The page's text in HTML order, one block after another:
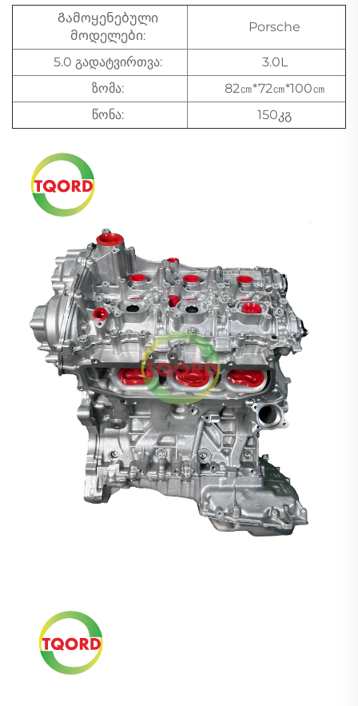
Გამოყენებული
მოდელები:
Porsche
5.0 გადატვირთვა:
3.0L
ზომა:
82㎝*72㎝*100㎝
წონა:
150კგ